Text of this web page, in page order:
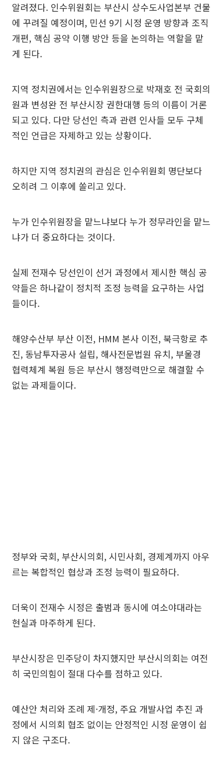
알려졌다. 인수위원회는 부산시 상수도사업본부 건물
에 꾸려질 예정이며, 민선 9기 시정 운영 방향과 조직
개편, 핵심 공약 이행 방안 등을 논의하는 역할을 맡
게 된다.
지역 정치권에서는 인수위원장으로 박재호 전 국회의
원과 변성완 전 부산시장 권한대행 등의 이름이 거론
되고 있다. 다만 당선인 측과 관련 인사들 모두 구체
적인 언급은 자제하고 있는 상황이다.
하지만 지역 정치권의 관심은 인수위원회 명단보다
오히려 그 이후에 쏠리고 있다.
누가 인수위원장을 맡느냐보다 누가 정무라인을 맡느
냐가 더 중요하다는 것이다.
실제 전재수 당선인이 선거 과정에서 제시한 핵심 공
약들은 하나같이 정치적 조정 능력을 요구하는 사업
들이다.
해양수산부 부산 이전, HMM 본사 이전, 북극항로 추
진, 동남투자공사 설립, 해사전문법원 유치, 부울경
협력체계 복원 등은 부산시 행정력만으로 해결할 수
없는 과제들이다.
정부와 국회, 부산시의회, 시민사회, 경제계까지 아우
르는 복합적인 협상과 조정 능력이 필요하다.
더욱이 전재수 시정은 출범과 동시에 여소야대라는
현실과 마주하게 된다.
부산시장은 민주당이 차지했지만 부산시의회는 여전
히 국민의힘이 절대 다수를 점하고 있다.
예산안 처리와 조례 제·개정, 주요 개발사업 추진 과
정에서 시의회 협조 없이는 안정적인 시정 운영이 쉽
지 않은 구조다.